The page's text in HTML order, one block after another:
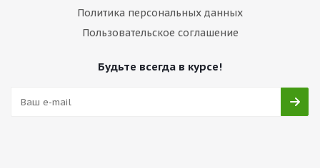
Политика персональных данных
Пользовательское соглашение
Будьте всегда в курсе!